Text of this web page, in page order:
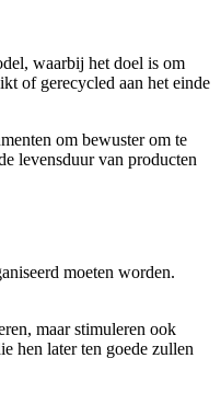
waarbij het doel is om
of gerecycled aan het einde
om bewuster om te
levensduur van producten
moeten worden.
maar stimuleren ook
hen later ten goede zullen